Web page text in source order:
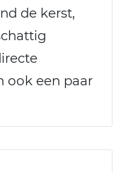
de kerst,
ook een paar